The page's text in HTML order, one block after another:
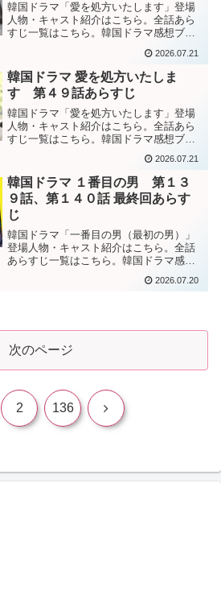
韓国ドラマ「愛を処方いたします」登場
人物・キャスト紹介はこちら。全話あら
すじ一覧はこちら。韓国ドラマ感想ブロ
方いたします」第５０話あらすじ チュア
達の結婚式後、倒れて救急搬送されるソ
ンチュル。そこで、ソ...
2026.07.21
韓国ドラマ 愛を処方いたしま
す 第４９話あらすじ
韓国ドラマ「愛を処方いたします」登場
人物・キャスト紹介はこちら。全話あら
すじ一覧はこちら。韓国ドラマ感想ブロ
方いたします」第４９話あらすじ施設育
ちで親を知らないセリにとって、親は舅
のソンチュルだけだった。...
2026.07.21
韓国ドラマ １番目の男 第１３
９話、第１４０話 最終回あらす
じ
韓国ドラマ「一番目の男（最初の男）」
登場人物・キャスト紹介はこちら。全話
あらすじ一覧はこちら。韓国ドラマ感想
番目の男」第１３９話あらすじファヨン
2026.07.20
次のページ
2 136 次